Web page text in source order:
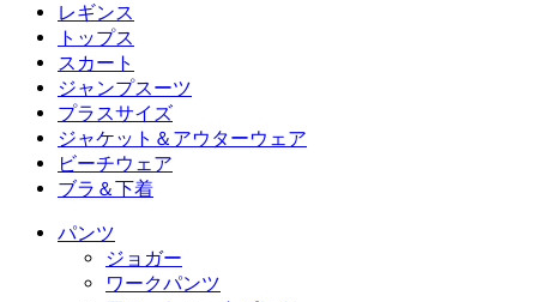
ミニドレス
デニムショートパンツ
2.5インチショートパンツ
デニムレギンス
ワイドレッグジーンズ
デニムショートパンツ
デニムスカート
レギンス
レギンス
デニムレギンス
ヒップアップレギンス
ヨガレギンス
トップス
トップス
スポーツブラ
Tシャツ
スカート
スカート
アクティブスカート
ミニスカート
マキシ＆ミディスカート
ジャンプスーツ
ジャンプスーツ
オーバーオール
ロンパース
プラスサイズ
プラスサイズ
プラスサイズボトムス
プラスサイズトップス
プラスサイズドレス
ジャケット＆アウターウェア
ジャケット＆アウターウェア
ジャケット＆アウターウェア
アウターウェア
ビーチウェア
ビーチウェア
水着トップス
水着ボトムス
水着セット
ブラ＆下着
ブラ＆下着
ブラ
下着
パンツ
ジョガー
ワークパンツ